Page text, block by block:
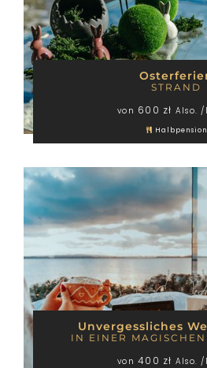
WOW-EFFEKT
STRAND
von 600 zł Also.
Halbpension
Unvergessliches
IN EINER
von 400 zł Also.